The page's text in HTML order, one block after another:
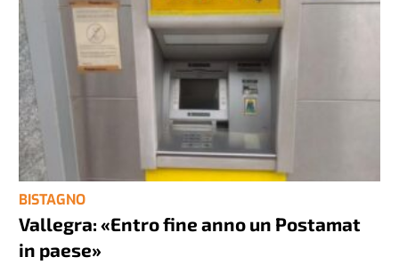
BISTAGNO
Vallegra: «Entro fine anno un Postamat
in paese»